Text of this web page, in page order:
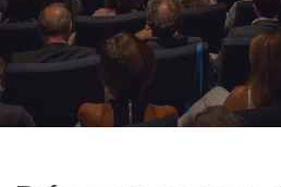
Auditions
Actualités
Enquêtes
Photos et vidéos
Les travailleurs indépendants